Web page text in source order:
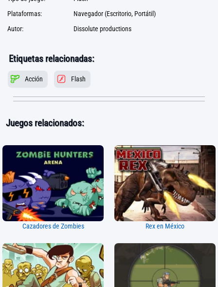
Plataformas:
Navegador (Escritorio, Portátil)
Autor:
Dissolute productions
Etiquetas relacionadas:
Acción Flash
Juegos relacionados:
Cazadores de Zombies Rex en México